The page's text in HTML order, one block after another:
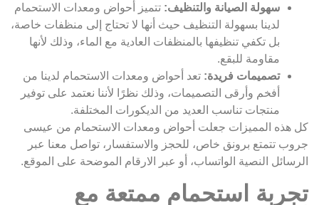
سهولة الصيانة والتنظيف: تتميز أحواض ومعدات الاستحمام
لدينا بسهولة التنظيف حيث أنها لا تحتاج إلى منظفات خاصة،
بل تكفي تنظيفها بالمنظفات العادية مع الماء، وذلك لأنها
مقاومة للبقع.
تصميمات فريدة: تعد أحواض ومعدات الاستحمام لدينا من
أفخم وأرقى التصميمات، وذلك نظرًا لأننا نعتمد على توفير
منتجات تناسب العديد من الديكورات المختلفة.
كل هذه المميزات جعلت أحواض ومعدات الاستحمام من عيسى
جروب تتمتع برونق خاص، للحجز والاستفسار، تواصل معنا عبر
الرسائل النصية الواتساب، أو عبر الارقام الموضحة على الموقع.
تجربة استحمام ممتعة مع